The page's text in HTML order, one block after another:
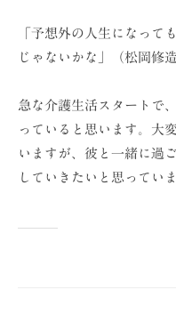
「予想外の人生になって
じゃないかな」（松岡修造
急な介護生活スタートで
っていると思います。大
いますが、彼と一緒に過
していきたいと思っていま